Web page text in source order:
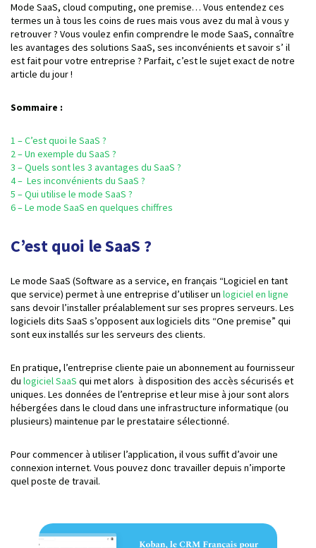
Mode SaaS, cloud computing, one premise… Vous entendez ces
termes un à tous les coins de rues mais vous avez du mal à vous y
retrouver ? Vous voulez enfin comprendre le mode SaaS, connaître
les avantages des solutions SaaS, ses inconvénients et savoir s’ il
est fait pour votre entreprise ? Parfait, c’est le sujet exact de notre
article du jour !
Sommaire :
1 – C’est quoi le SaaS ?
2 – Un exemple du SaaS ?
3 – Quels sont les 3 avantages du SaaS ?
4 – Les inconvénients du SaaS ?
5 – Qui utilise le mode SaaS ?
6 – Le mode SaaS en quelques chiffres
C’est quoi le SaaS ?
Le mode SaaS (Software as a service, en français “Logiciel en tant
que service) permet à une entreprise d’utiliser un logiciel en ligne
sans devoir l’installer préalablement sur ses propres serveurs. Les
logiciels dits SaaS s’opposent aux logiciels dits “One premise” qui
sont eux installés sur les serveurs des clients.
En pratique, l’entreprise cliente paie un abonnement au fournisseur
du logiciel SaaS qui met alors à disposition des accès sécurisés et
uniques. Les données de l’entreprise et leur mise à jour sont alors
hébergées dans le cloud dans une infrastructure informatique (ou
plusieurs) maintenue par le prestataire sélectionné.
Pour commencer à utiliser l’application, il vous suffit d’avoir une
connexion internet. Vous pouvez donc travailler depuis n’importe
quel poste de travail.